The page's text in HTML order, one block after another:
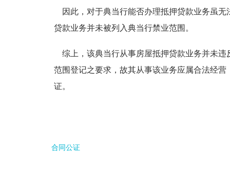
因此，对于典当行能否办理抵押贷款业务虽无
贷款业务并未被列入典当行禁业范围。
综上，该典当行从事房屋抵押贷款业务并未违
范围登记之要求，故其从事该业务应属合法经
证。
合同公证